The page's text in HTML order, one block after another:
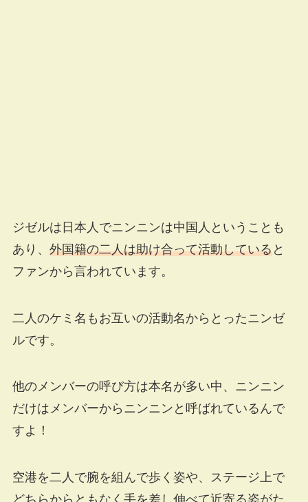
ジゼルは日本人でニンニンは中国人ということも
あり、 外国籍の二人は助け合って活動していると
ファンから言われています。
二人のケミ名もお互いの活動名からとったニンゼ
ルです。
他のメンバーの呼び方は本名が多い中、ニンニン
だけはメンバーからニンニンと呼ばれているんで
すよ！
空港を二人で腕を組んで歩く姿や、ステージ上で